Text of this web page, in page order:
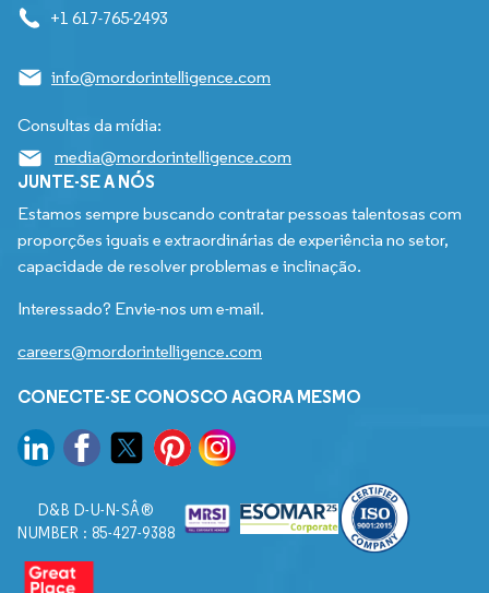
+1 617-765-2493
info@mordorintelligence.com
Consultas da mídia:
media@mordorintelligence.com
JUNTE-SE A NÓS
Estamos sempre buscando contratar pessoas talentosas com
proporções iguais e extraordinárias de experiência no setor,
capacidade de resolver problemas e inclinação.
Interessado? Envie-nos um e-mail.
careers@mordorintelligence.com
CONECTE-SE CONOSCO AGORA MESMO
D&B D-U-N-SÂ®
NUMBER : 85-427-9388